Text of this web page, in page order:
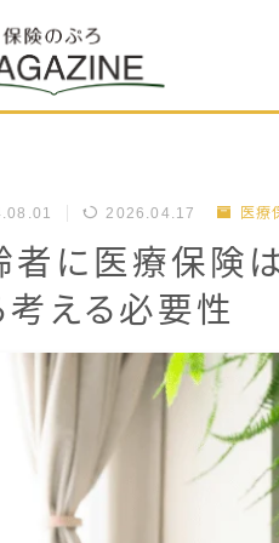
2026.04.17 医療
者に医療保険
考える必要性